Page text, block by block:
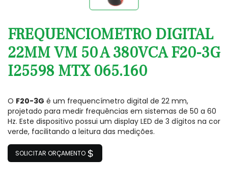
FREQUENCIOMETRO DIGITAL
22MM VM 50 A 380VCA F20-3G
I25598 MTX 065.160
O F20-3G é um frequencímetro digital de 22 mm,
projetado para medir frequências em sistemas de 50 a 60
Hz. Este dispositivo possui um display LED de 3 dígitos na cor
verde, facilitando a leitura das medições.
SOLICITAR ORÇAMENTO